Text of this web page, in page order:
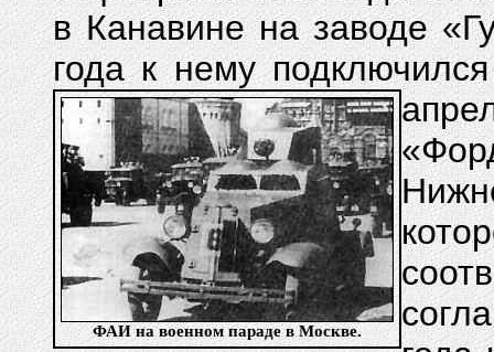
в Канавине на заводе
года к нему
ФАИ на военном параде в Москве.